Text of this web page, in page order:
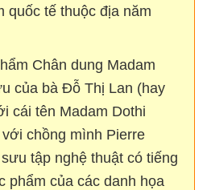
quốc tế thuộc địa năm
Chân dung Madam
của bà Đỗ Thị Lan (hay
cái tên Madam Dothi
chồng mình Pierre
tập nghệ thuật có tiếng
phẩm của các danh họa